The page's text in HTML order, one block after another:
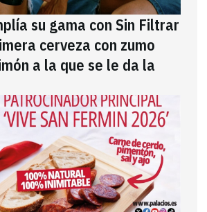
su gama con Sin Filtrar
cerveza con zumo
a la que se le da la